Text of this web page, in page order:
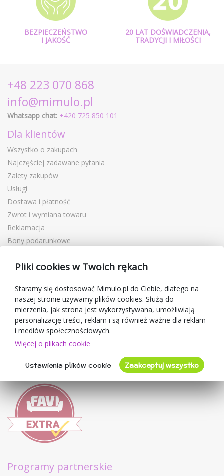
BEZPIECZEŃSTWO
I JAKOŚĆ
20 LAT DOŚWIADCZENIA,
TRADYCJI I MIŁOŚCI
+48 223 070 868
info@mimulo.pl
Whatsapp chat: +420 725 850 101
Dla klientów
Wszystko o zakupach
Najczęściej zadawane pytania
Zalety zakupów
Usługi
Dostawa i płatność
Zwrot i wymiana towaru
Reklamacja
Bony podarunkowe
Blog
O sprzedawcy
Mimulo.pl
Regulamin sklepu
Ochrona danych osobowych GDPR
Kontakty
Oceny klientów
Programy partnerskie
Pliki cookies w Twoich rękach
Staramy się dostosować Mimulo.pl do Ciebie, dlatego na
naszej stronie używamy plików cookies. Służą do
mierzenia, jak strona jest wykorzystywana, umożliwiają
personalizację treści, reklam i są również ważne dla reklam
i mediów społecznościowych.
Więcej o plikach cookie
Ustawienia plików cookie Zaakceptuj wszystko